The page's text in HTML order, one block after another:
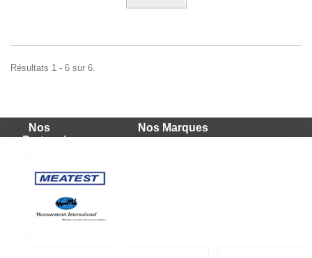
Résultats 1 - 6 sur 6.
Nos
Partenaires
Nos Marques